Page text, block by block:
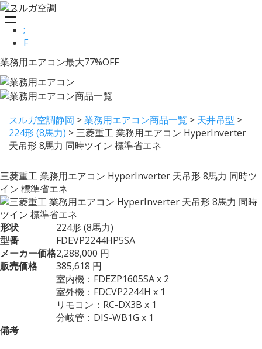
;
F
toggle
navigation
業務用エアコン最大77%OFF
スルガ空調静岡 >業務用エアコン商品一覧 > 天井吊型 >
224形 (8馬力) >三菱重工 業務用エアコン HyperInverter
天吊形 8馬力 同時ツイン 標準省エネ
三菱重工 業務用エアコン HyperInverter 天吊形 8馬力 同時ツ
イン 標準省エネ
形状
224形 (8馬力)
型番
FDEVP2244HP5SA
メーカー価格2,288,000 円
販売価格
385,618 円
備考
室内機：FDEZP1605SA x 2
室外機：FDCVP2244H x 1
リモコン：RC-DX3B x 1
分岐管：DIS-WB1G x 1